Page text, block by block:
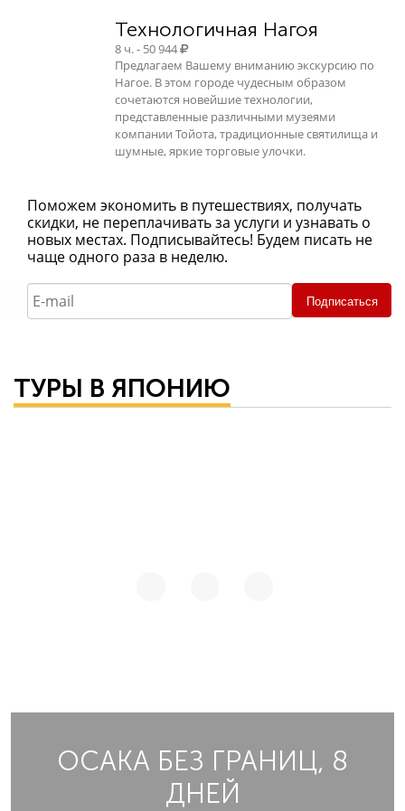
Технологичная Нагоя
8 ч. - 50 944
Предлагаем Вашему вниманию экскурсию по
Нагое. В этом городе чудесным образом
сочетаются новейшие технологии,
представленные различными музеями
компании Тойота, традиционные святилища и
шумные, яркие торговые улочки.
Поможем экономить в путешествиях, получать
скидки, не переплачивать за услуги и узнавать о
новых местах. Подписывайтесь! Будем писать не
чаще одного раза в неделю.
Подписаться
ТУРЫ В ЯПОНИЮ
ОСАКА БЕЗ ГРАНИЦ, 8
ДНЕЙ